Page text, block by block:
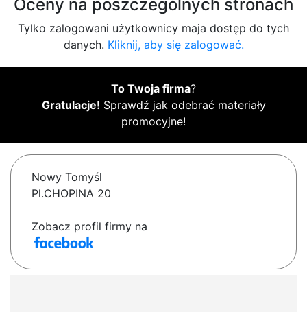
Oceny na poszczególnych stronach
Tylko zalogowani użytkownicy maja dostęp do tych
danych. Kliknij, aby się zalogować.
To Twoja firma?
Gratulacje! Sprawdź jak odebrać materiały
promocyjne!
Nowy Tomyśl
Pl.CHOPINA 20
Zobacz profil firmy na